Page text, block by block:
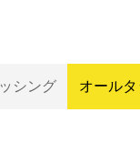
シング オール